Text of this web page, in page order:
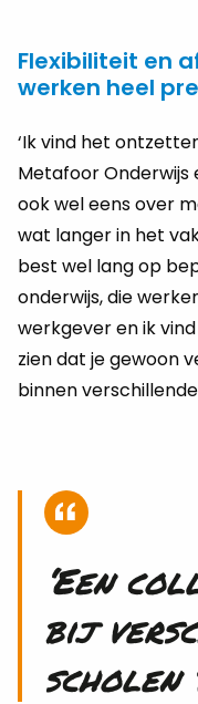
Flexibiliteit en
werken heel
‘Ik vind het
Metafoor Onderwijs
ook wel eens over
wat langer in het
best wel lang op
onderwijs, die
werkgever en ik
zien dat je gewoon
binnen verschillende
‘Een
bij